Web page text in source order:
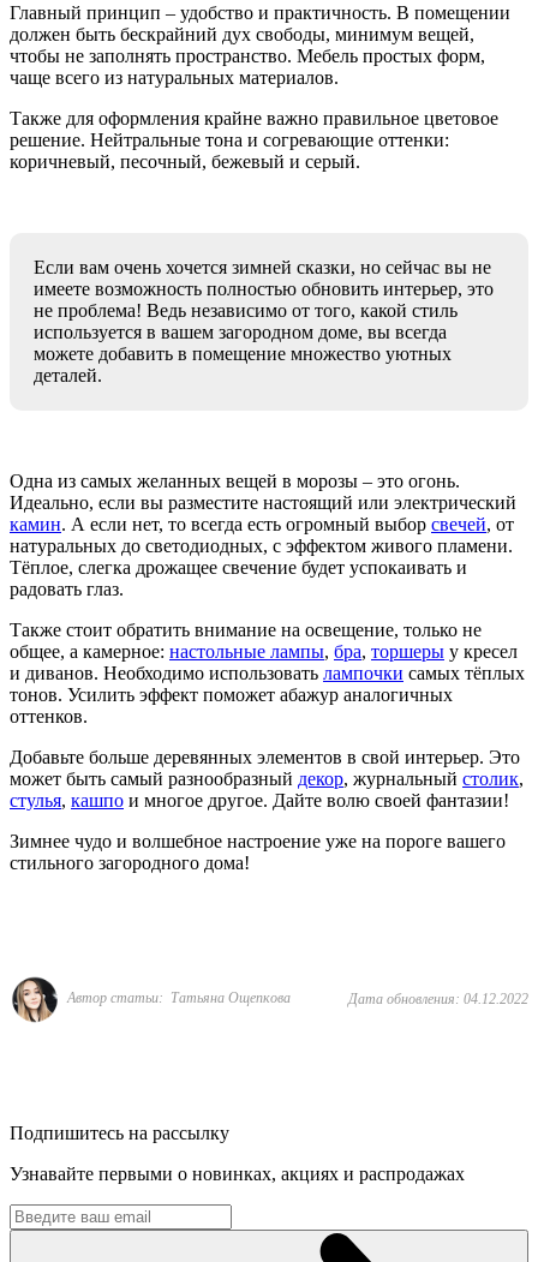
Главный принцип – удобство и практичность. В помещении
должен быть бескрайний дух свободы, минимум вещей,
чтобы не заполнять пространство. Мебель простых форм,
чаще всего из натуральных материалов.
Также для оформления крайне важно правильное цветовое
решение. Нейтральные тона и согревающие оттенки:
коричневый, песочный, бежевый и серый.
Если вам очень хочется зимней сказки, но сейчас вы не
имеете возможность полностью обновить интерьер, это
не проблема! Ведь независимо от того, какой стиль
используется в вашем загородном доме, вы всегда
можете добавить в помещение множество уютных
деталей.
Одна из самых желанных вещей в морозы – это огонь.
Идеально, если вы разместите настоящий или электрический
камин. А если нет, то всегда есть огромный выбор свечей, от
натуральных до светодиодных, с эффектом живого пламени.
Тёплое, слегка дрожащее свечение будет успокаивать и
радовать глаз.
Также стоит обратить внимание на освещение, только не
общее, а камерное: настольные лампы, бра, торшеры у кресел
и диванов. Необходимо использовать лампочки самых тёплых
тонов. Усилить эффект поможет абажур аналогичных
оттенков.
Добавьте больше деревянных элементов в свой интерьер. Это
может быть самый разнообразный декор, журнальный столик,
стулья, кашпо и многое другое. Дайте волю своей фантазии!
Зимнее чудо и волшебное настроение уже на пороге вашего
стильного загородного дома!
Автор статьи: Татьяна Ощепкова Дата обновления: 04.12.2022
Подпишитесь на рассылку
Узнавайте первыми о новинках, акциях и распродажах